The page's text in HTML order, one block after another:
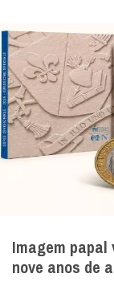
Imagem
nove anos de